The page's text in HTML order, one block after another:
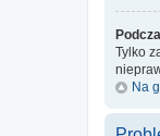
Tylko
Na